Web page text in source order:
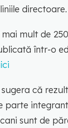
directoare.
mult de
într-o
sugera că
parte
sunt de